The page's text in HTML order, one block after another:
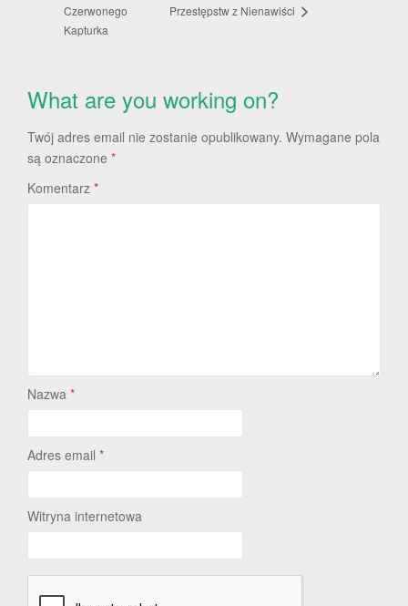
Czerwonego
Kapturka
Przestępstw z Nienawiści
What are you working on?
Twój adres email nie zostanie opublikowany. Wymagane pola
są oznaczone *
Komentarz *
Nazwa *
Adres email *
Witryna internetowa